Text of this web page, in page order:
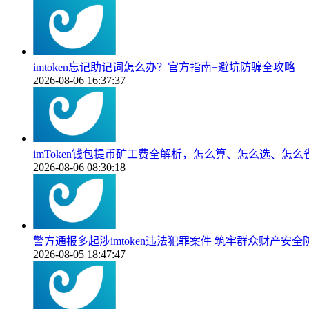
imtoken忘记助记词怎么办？官方指南+避坑防骗全攻略
2026-08-06 16:37:37
imToken钱包提币矿工费全解析，怎么算、怎么选、怎么
2026-08-06 08:30:18
警方通报多起涉imtoken违法犯罪案件 筑牢群众财产安全
2026-08-05 18:47:47